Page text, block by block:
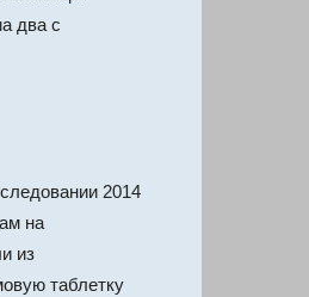
два с
2014
на
из
таблетку